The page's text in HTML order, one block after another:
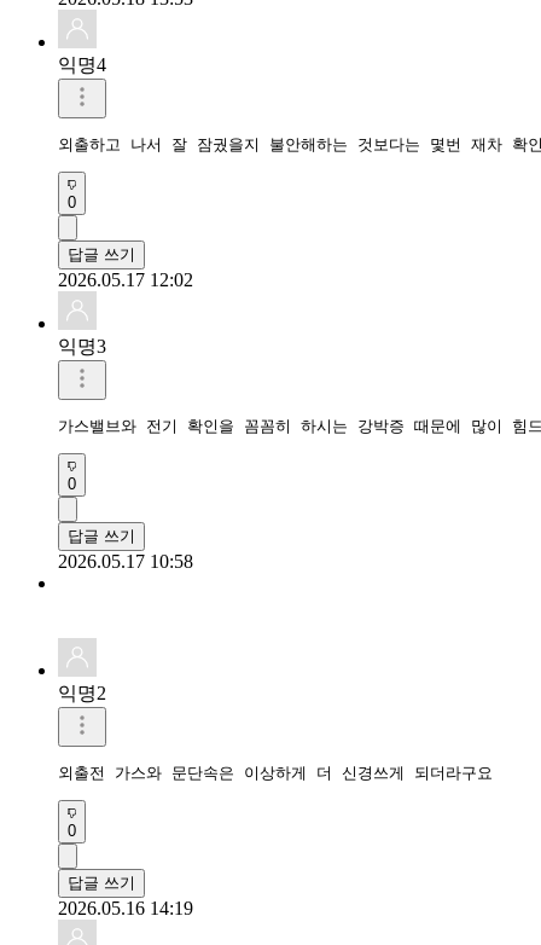
익명4
외출하고 나서 잘 잠궜을지 불안해하는 것보다는 몇번 재차 확
0
답글 쓰기
2026.05.17 12:02
익명3
0
답글 쓰기
2026.05.17 10:58
익명2
외출전 가스와 문단속은 이상하게 더 신경쓰게 되더라구요
0
답글 쓰기
2026.05.16 14:19